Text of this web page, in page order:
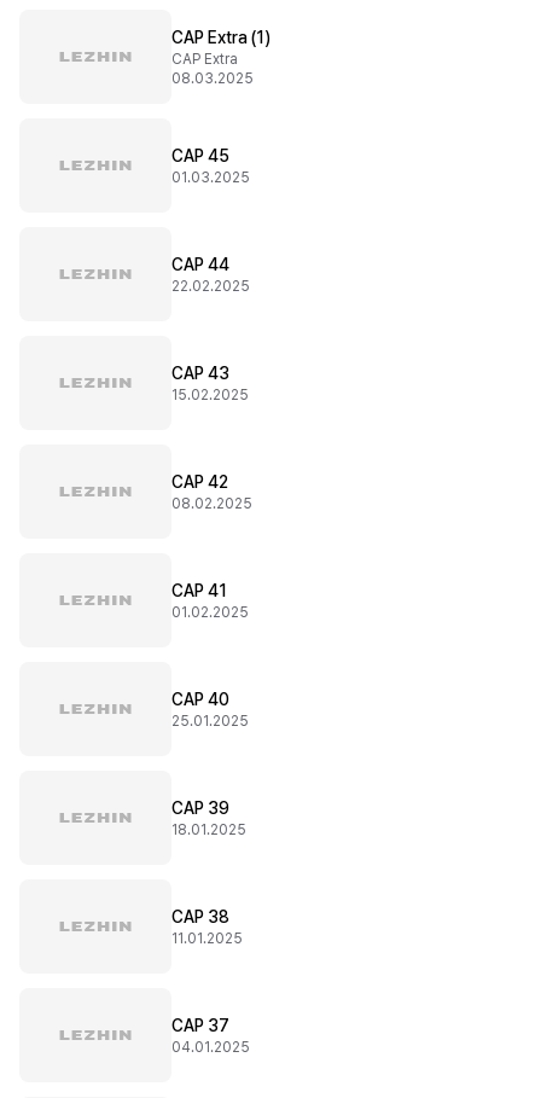
CAP Extra (1)
CAP Extra
08.03.2025
CAP 45
01.03.2025
CAP 44
22.02.2025
CAP 43
15.02.2025
CAP 42
08.02.2025
CAP 41
01.02.2025
CAP 40
25.01.2025
CAP 39
18.01.2025
CAP 38
11.01.2025
CAP 37
04.01.2025